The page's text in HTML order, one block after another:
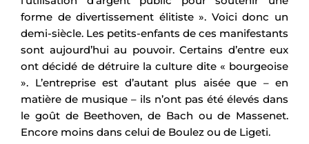
forme de divertissement élitiste ». Voici donc un
demi-siècle. Les petits-enfants de ces manifestants
sont aujourd’hui au pouvoir. Certains d’entre eux
ont décidé de détruire la culture dite « bourgeoise
». L’entreprise est d’autant plus aisée que – en
matière de musique – ils n’ont pas été élevés dans
le goût de Beethoven, de Bach ou de Massenet.
Encore moins dans celui de Boulez ou de Ligeti.